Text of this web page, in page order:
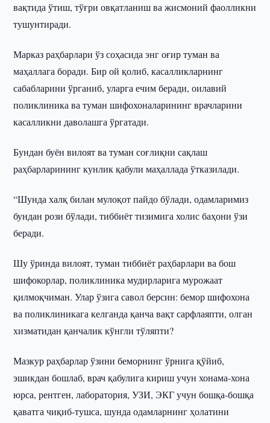
вақтида ўтиш, тўғри овқатланиш ва жисмоний фаолликни
тушунтиради.
Марказ раҳбарлари ўз соҳасида энг оғир туман ва
маҳаллага боради. Бир ой қолиб, касалликларнинг
сабабларини ўрганиб, уларга ечим беради, оилавий
поликлиника ва туман шифохоналарининг врачларини
касалликни даволашга ўргатади.
Бундан буён вилоят ва туман соғлиқни сақлаш
раҳбарларининг кунлик қабули маҳаллада ўтказилади.
“Шунда халқ билан мулоқот пайдо бўлади, одамларимиз
бундан рози бўлади, тиббиёт тизимига холис баҳони ўзи
беради.
Шу ўринда вилоят, туман тиббиёт раҳбарлари ва бош
шифокорлар, поликлиника мудирларига мурожаат
қилмоқчиман. Улар ўзига савол берсин: бемор шифохона
ва поликлиникага келганда қанча вақт сарфлаяпти, олган
хизматидан қанчалик кўнгли тўляпти?
Мазкур раҳбарлар ўзини беморнинг ўрнига қўйиб,
эшикдан бошлаб, врач қабулига кириш учун хонама-хона
юрса, рентген, лаборатория, УЗИ, ЭКГ учун бошқа-бошқа
қаватга чиқиб-тушса, шунда одамларнинг ҳолатини